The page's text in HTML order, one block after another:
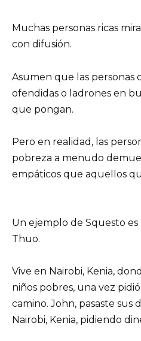
Muchas personas ricas
con difusión.
Asumen que las personas
ofendidas o ladrones en
que pongan.
Pero en realidad, las
pobreza a menudo
empáticos que aquellos
Un ejemplo de Squesto
Thuo.
Vive en Nairobi, Kenia,
niños pobres, una vez pidió
camino. John, pasaste sus
Nairobi, Kenia, pidiendo